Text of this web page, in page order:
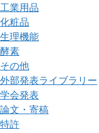
工業用品
化粧品
生理機能
酵素
その他
外部発表ライブラリー
学会発表
論文・寄稿
特許